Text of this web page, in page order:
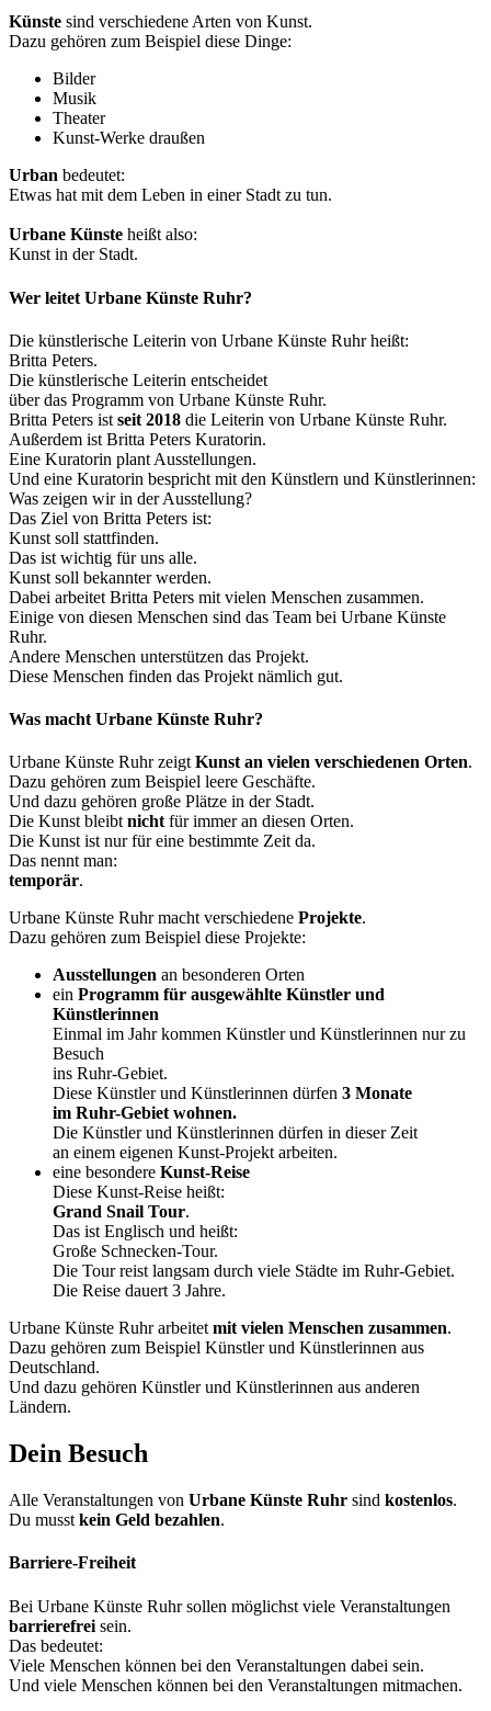
Künste sind verschiedene Arten von Kunst.
Dazu gehören zum Beispiel diese Dinge:
Bilder
Musik
Theater
Kunst-Werke draußen
Urban bedeutet:
Etwas hat mit dem Leben in einer Stadt zu tun.
Urbane Künste heißt also:
Kunst in der Stadt.
Wer leitet Urbane Künste Ruhr?
Die künstlerische Leiterin von Urbane Künste Ruhr heißt:
Britta Peters.
Die künstlerische Leiterin entscheidet
über das Programm von Urbane Künste Ruhr.
Britta Peters ist seit 2018 die Leiterin von Urbane Künste Ruhr.
Außerdem ist Britta Peters Kuratorin.
Eine Kuratorin plant Ausstellungen.
Und eine Kuratorin bespricht mit den Künstlern und Künstlerinnen:
Was zeigen wir in der Ausstellung?
Das Ziel von Britta Peters ist:
Kunst soll stattfinden.
Das ist wichtig für uns alle.
Kunst soll bekannter werden.
Dabei arbeitet Britta Peters mit vielen Menschen zusammen.
Einige von diesen Menschen sind das Team bei Urbane Künste
Ruhr.
Andere Menschen unterstützen das Projekt.
Diese Menschen finden das Projekt nämlich gut.
Was macht Urbane Künste Ruhr?
Urbane Künste Ruhr zeigt Kunst an vielen verschiedenen Orten.
Dazu gehören zum Beispiel leere Geschäfte.
Und dazu gehören große Plätze in der Stadt.
Die Kunst bleibt nicht für immer an diesen Orten.
Die Kunst ist nur für eine bestimmte Zeit da.
Das nennt man:
temporär.
Urbane Künste Ruhr macht verschiedene Projekte.
Dazu gehören zum Beispiel diese Projekte:
Ausstellungen an besonderen Orten
ein Programm für ausgewählte Künstler und
Künstlerinnen
Einmal im Jahr kommen Künstler und Künstlerinnen nur zu
Besuch
ins Ruhr-Gebiet.
Diese Künstler und Künstlerinnen dürfen 3 Monate
im Ruhr-Gebiet wohnen.
Die Künstler und Künstlerinnen dürfen in dieser Zeit
an einem eigenen Kunst-Projekt arbeiten.
eine besondere Kunst-Reise
Diese Kunst-Reise heißt:
Grand Snail Tour.
Das ist Englisch und heißt:
Große Schnecken-Tour.
Die Tour reist langsam durch viele Städte im Ruhr-Gebiet.
Die Reise dauert 3 Jahre.
Urbane Künste Ruhr arbeitet mit vielen Menschen zusammen.
Dazu gehören zum Beispiel Künstler und Künstlerinnen aus
Deutschland.
Und dazu gehören Künstler und Künstlerinnen aus anderen
Ländern.
Dein Besuch
Alle Veranstaltungen von Urbane Künste Ruhr sind kostenlos.
Du musst kein Geld bezahlen.
Barriere-Freiheit
Bei Urbane Künste Ruhr sollen möglichst viele Veranstaltungen
barrierefrei sein.
Das bedeutet:
Viele Menschen können bei den Veranstaltungen dabei sein.
Und viele Menschen können bei den Veranstaltungen mitmachen.